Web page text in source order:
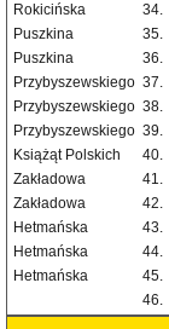
Rokicińska
34.
Puszkina
35.
Puszkina
36.
Przybyszewskiego 37.
Przybyszewskiego 38.
Przybyszewskiego 39.
Książąt Polskich
40.
Zakładowa
41.
Zakładowa
42.
Hetmańska
43.
Hetmańska
44.
Hetmańska
45.
46.